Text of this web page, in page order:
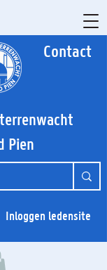
Contact
Pien
Inloggen ledensite